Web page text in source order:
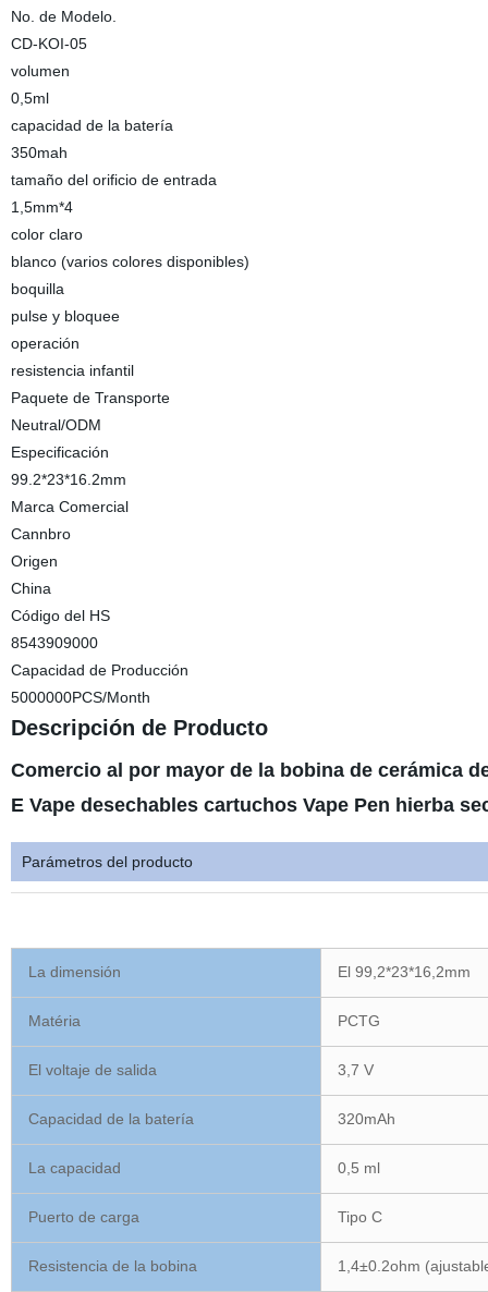
No. de Modelo.
CD-KOI-05
volumen
0,5ml
capacidad de la batería
350mah
tamaño del orificio de entrada
1,5mm*4
color claro
blanco (varios colores disponibles)
boquilla
pulse y bloquee
operación
resistencia infantil
Paquete de Transporte
Neutral/ODM
Especificación
99.2*23*16.2mm
Marca Comercial
Cannbro
Origen
China
Código del HS
8543909000
Capacidad de Producción
5000000PCS/Month
Descripción de Producto
Comercio al por mayor de la bobina de cerámica
E Vape desechables cartuchos Vape Pen hierba
Parámetros del producto
La dimensión El 99,2*23*16,2mm
Matéria PCTG
El voltaje de salida 3,7 V
Capacidad de la batería 320mAh
La capacidad 0,5 ml
Puerto de carga Tipo C
Resistencia de la bobina 1,4±0.2ohm